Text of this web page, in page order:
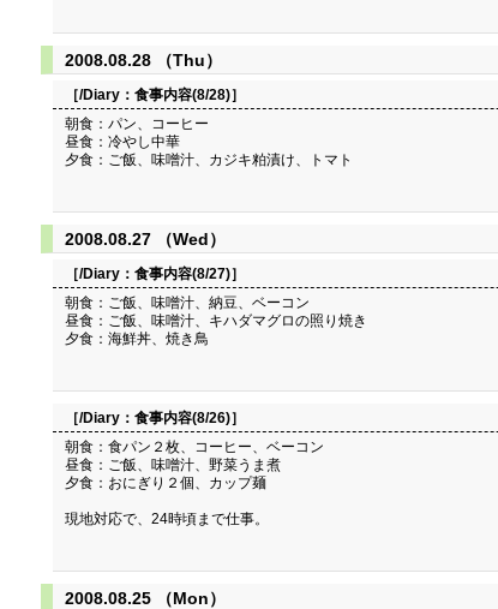
2008.08.28 （Thu）
［/Diary： 食事内容(8/28)］
朝食：パン、コーヒー
昼食：冷やし中華
夕食：ご飯、味噌汁、カジキ粕漬け、トマト
2008.08.27 （Wed）
［/Diary： 食事内容(8/27)］
朝食：ご飯、味噌汁、納豆、ベーコン
昼食：ご飯、味噌汁、キハダマグロの照り焼き
夕食：海鮮丼、焼き鳥
［/Diary： 食事内容(8/26)］
朝食：食パン２枚、コーヒー、ベーコン
昼食：ご飯、味噌汁、野菜うま煮
夕食：おにぎり２個、カップ麺
現地対応で、24時頃まで仕事。
2008.08.25 （Mon）